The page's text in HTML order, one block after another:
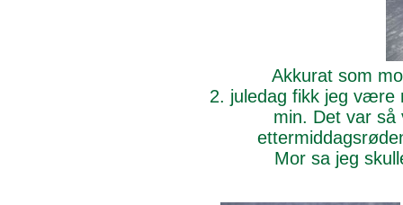
Akkurat som
2. juledag fikk jeg være
min. Det var så
Mor sa jeg